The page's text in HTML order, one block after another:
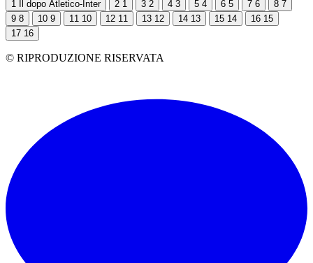
1 Il dopo Atletico-Inter 2 1 3 2 4 3 5 4 6 5 7 6 8 7
9 8 10 9 11 10 12 11 13 12 14 13 15 14 16 15
17 16
© RIPRODUZIONE RISERVATA